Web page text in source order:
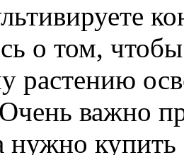
о том,
растению
Очень важно
нужно